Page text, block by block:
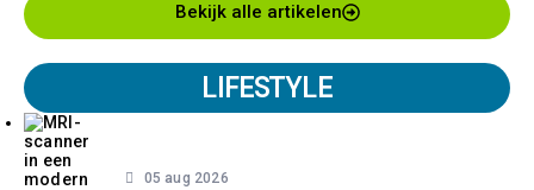
Bekijk alle artikelen
LIFESTYLE
05 aug 2026